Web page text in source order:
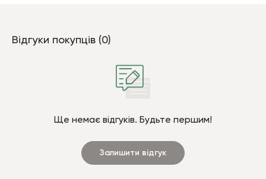
Відгуки покупців (0)
Ще немає відгуків. Будьте першим!
Залишити відгук